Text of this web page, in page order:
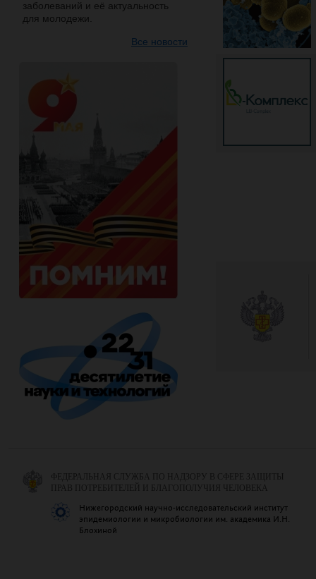
заболеваний и её актуальность
для молодежи.
Все новости
ФЕДЕРАЛЬНАЯ СЛУЖБА ПО НАДЗОРУ В СФЕРЕ ЗАЩИТЫ
ПРАВ ПОТРЕБИТЕЛЕЙ И БЛАГОПОЛУЧИЯ ЧЕЛОВЕКА
Нижегородский научно-исследовательский институт
эпидемиологии и микробиологии им. академика И.Н.
Блохиной